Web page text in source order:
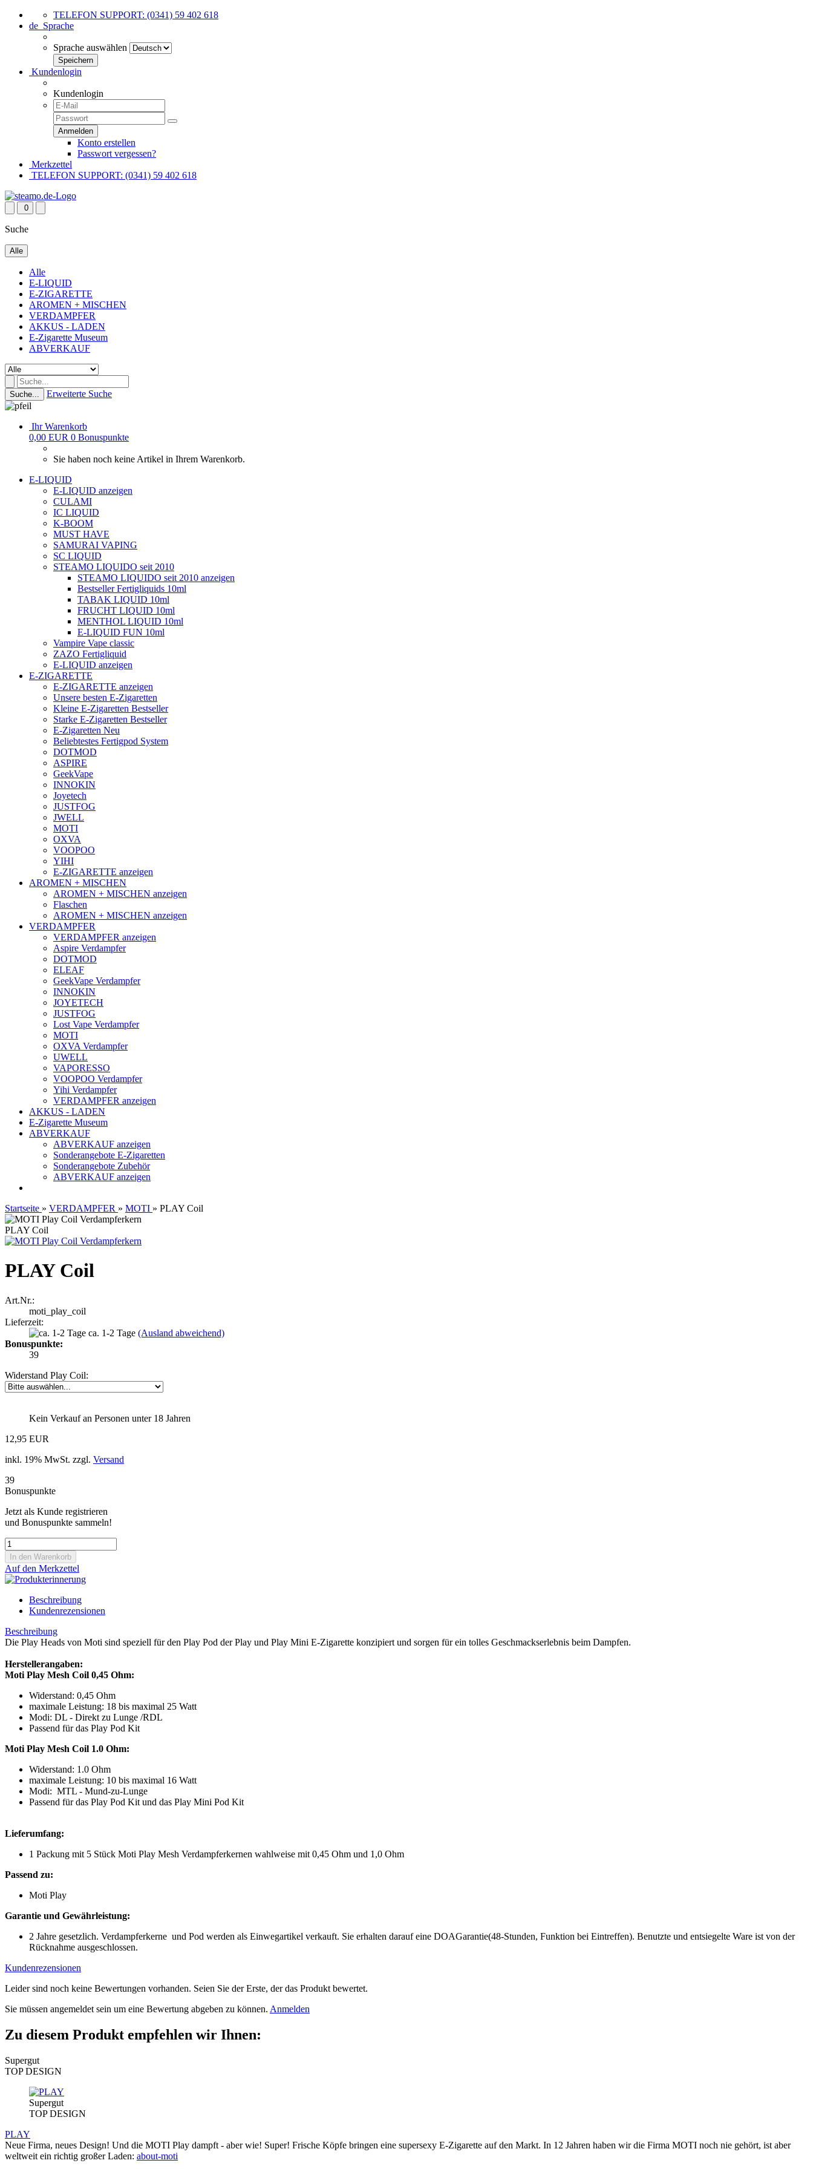
TELEFON SUPPORT: (0341) 59 402 618
de Sprache
Sprache auswählen
Kundenlogin
Kundenlogin
Konto erstellen
Passwort vergessen?
Merkzettel
TELEFON SUPPORT: (0341) 59 402 618
0
Suche
Alle
Alle
E-LIQUID
E-ZIGARETTE
AROMEN + MISCHEN
VERDAMPFER
AKKUS - LADEN
E-Zigarette Museum
ABVERKAUF
Suche... Erweiterte Suche
Ihr Warenkorb
0,00 EUR 0 Bonuspunkte
Sie haben noch keine Artikel in Ihrem Warenkorb.
E-LIQUID
E-LIQUID anzeigen
CULAMI
IC LIQUID
K-BOOM
MUST HAVE
SAMURAI VAPING
SC LIQUID
STEAMO LIQUIDO seit 2010
STEAMO LIQUIDO seit 2010 anzeigen
Bestseller Fertigliquids 10ml
TABAK LIQUID 10ml
FRUCHT LIQUID 10ml
MENTHOL LIQUID 10ml
E-LIQUID FUN 10ml
Vampire Vape classic
ZAZO Fertigliquid
E-LIQUID anzeigen
E-ZIGARETTE
E-ZIGARETTE anzeigen
Unsere besten E-Zigaretten
Kleine E-Zigaretten Bestseller
Starke E-Zigaretten Bestseller
E-Zigaretten Neu
Beliebtestes Fertigpod System
DOTMOD
ASPIRE
GeekVape
INNOKIN
Joyetech
JUSTFOG
JWELL
MOTI
OXVA
VOOPOO
YIHI
E-ZIGARETTE anzeigen
AROMEN + MISCHEN
AROMEN + MISCHEN anzeigen
Flaschen
AROMEN + MISCHEN anzeigen
VERDAMPFER
VERDAMPFER anzeigen
Aspire Verdampfer
DOTMOD
ELEAF
GeekVape Verdampfer
INNOKIN
JOYETECH
JUSTFOG
Lost Vape Verdampfer
MOTI
OXVA Verdampfer
UWELL
VAPORESSO
VOOPOO Verdampfer
Yihi Verdampfer
VERDAMPFER anzeigen
AKKUS - LADEN
E-Zigarette Museum
ABVERKAUF
ABVERKAUF anzeigen
Sonderangebote E-Zigaretten
Sonderangebote Zubehör
ABVERKAUF anzeigen
Startseite » VERDAMPFER » MOTI » PLAY Coil
PLAY Coil
PLAY Coil
Art.Nr.:
moti_play_coil
Lieferzeit:
ca. 1-2 Tage (Ausland abweichend)
Bonuspunkte:
39
Widerstand Play Coil:
Kein Verkauf an Personen unter 18 Jahren
12,95 EUR
inkl. 19% MwSt. zzgl. Versand
39
Bonuspunkte
Jetzt als Kunde registrieren
und Bonuspunkte sammeln!
Auf den Merkzettel
Beschreibung
Kundenrezensionen
Beschreibung
Die Play Heads von Moti sind speziell für den Play Pod der Play und Play Mini E-Zigarette konzipiert und sorgen für ein tolles Geschmackserlebnis beim Dampfen.
Herstellerangaben:
Moti Play Mesh Coil 0,45 Ohm:
Widerstand: 0,45 Ohm
maximale Leistung: 18 bis maximal 25 Watt
Modi: DL - Direkt zu Lunge /RDL
Passend für das Play Pod Kit
Moti Play Mesh Coil 1.0 Ohm:
Widerstand: 1.0 Ohm
maximale Leistung: 10 bis maximal 16 Watt
Modi: MTL - Mund-zu-Lunge
Passend für das Play Pod Kit und das Play Mini Pod Kit
Lieferumfang:
1 Packung mit 5 Stück Moti Play Mesh Verdampferkernen wahlweise mit 0,45 Ohm und 1,0 Ohm
Passend zu:
Moti Play
Garantie und Gewährleistung:
2 Jahre gesetzlich. Verdampferkerne und Pod werden als Einwegartikel verkauft. Sie erhalten darauf eine DOAGarantie(48-Stunden, Funktion bei Eintreffen). Benutzte und entsiegelte Ware ist von der
Rücknahme ausgeschlossen.
Kundenrezensionen
Leider sind noch keine Bewertungen vorhanden. Seien Sie der Erste, der das Produkt bewertet.
Sie müssen angemeldet sein um eine Bewertung abgeben zu können. Anmelden
Zu diesem Produkt empfehlen wir Ihnen:
Supergut
TOP DESIGN
Supergut
TOP DESIGN
PLAY
Neue Firma, neues Design! Und die MOTI Play dampft - aber wie! Super! Frische Köpfe bringen eine supersexy E-Zigarette auf den Markt. In 12 Jahren haben wir die Firma MOTI noch nie gehört, ist aber
weltweit ein richtig großer Laden: about-moti